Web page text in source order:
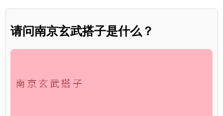
请问南京玄武搭子是什么？